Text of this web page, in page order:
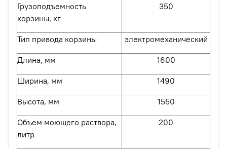
Грузоподъемность
корзины, кг
350
Тип привода корзины электромеханический
Длина, мм 1600
Ширина, мм 1490
Высота, мм 1550
Объем моющего раствора,
литр
200